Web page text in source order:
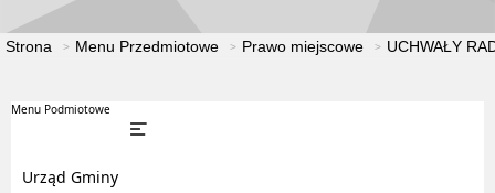
Strona Menu Przedmiotowe Prawo miejscowe UCHWAŁY
Menu Podmiotowe
Urząd Gminy